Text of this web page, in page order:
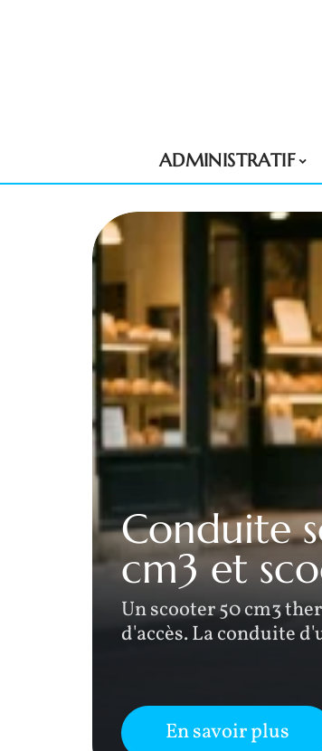
ADMINISTRATIF
Conduite
cm3 et
Un scooter 50 cm3
d'accès. La conduite
En savoir plus